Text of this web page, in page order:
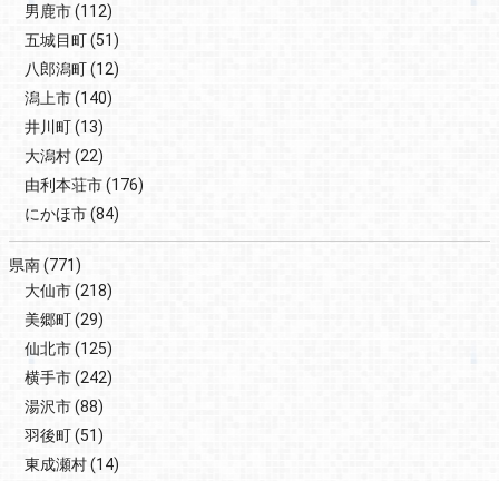
男鹿市(112)
五城目町(51)
八郎潟町(12)
潟上市(140)
井川町(13)
大潟村(22)
由利本荘市(176)
にかほ市(84)
県南(771)
大仙市(218)
美郷町(29)
仙北市(125)
横手市(242)
湯沢市(88)
羽後町(51)
東成瀬村(14)